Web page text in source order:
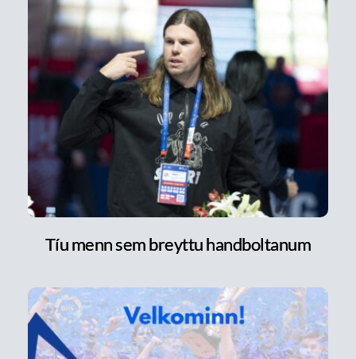
Tíu menn sem breyttu handboltanum